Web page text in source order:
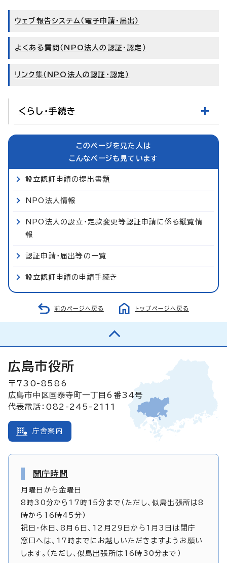
ウェブ報告システム（電子申請・届出）
よくある質問（NPO法人の認証・認定）
リンク集（NPO法人の認証・認定）
くらし・手続き
このページを見た人は
こんなページも見ています
設立認証申請の提出書類
NPO法人情報
NPO法人の設立・定款変更等認証申請に係る縦覧情
報
認証申請・届出等の一覧
設立認証申請の申請手続き
前のページへ戻る トップページへ戻る
広島市役所
〒730-8586
広島市中区国泰寺町一丁目6番34号
代表電話：082-245-2111
庁舎案内
開庁時間
月曜日から金曜日
8時30分から17時15分まで（ただし、似島出張所は8
時から16時45分）
祝日・休日、8月6日、12月29日から1月3日は閉庁
窓口へは、17時までにお越しいただきますようお願い
します。（ただし、似島出張所は16時30分まで）